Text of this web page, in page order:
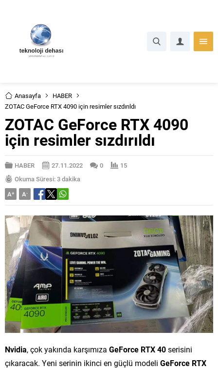
Anasayfa
HABER
ZOTAC GeForce RTX 4090 için resimler sızdırıldı
ZOTAC GeForce RTX 4090
için resimler sızdırıldı
HABER 27.11.2022 0
15
Okuma Süresi: 3 dakika
A+ A-
Nvidia, çok yakında karşımıza GeForce RTX 40serisini
çıkaracak. Yeni serinin ikinci en güçlü modeli GeForce RTX